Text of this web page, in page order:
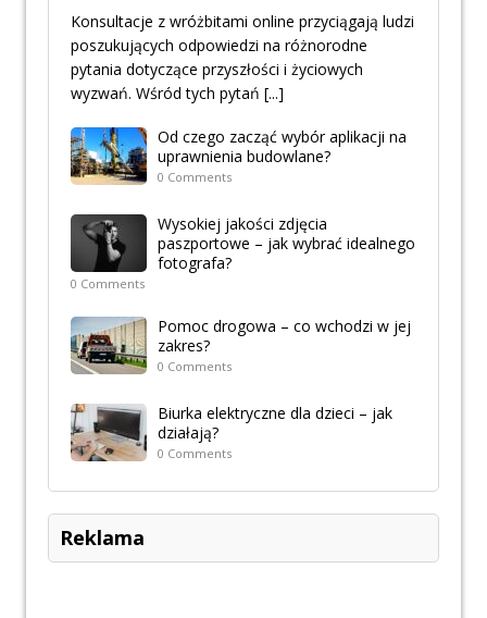
Konsultacje z wróżbitami online przyciągają ludzi
poszukujących odpowiedzi na różnorodne
pytania dotyczące przyszłości i życiowych
wyzwań. Wśród tych pytań [...]
Od czego zacząć wybór aplikacji na
uprawnienia budowlane?
0 Comments
Wysokiej jakości zdjęcia
paszportowe – jak wybrać idealnego
fotografa?
0 Comments
Pomoc drogowa – co wchodzi w jej
zakres?
0 Comments
Biurka elektryczne dla dzieci – jak
działają?
0 Comments
Reklama